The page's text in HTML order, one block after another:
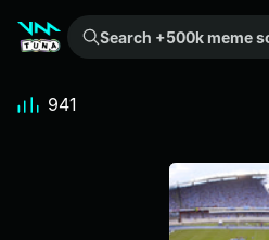
Search +500k meme sounds from the community...
941